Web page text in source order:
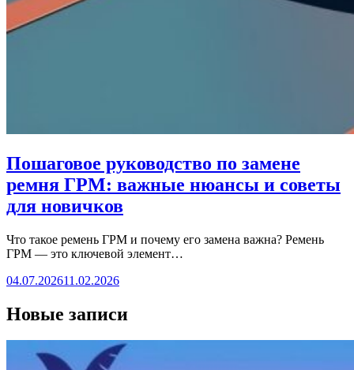
Пошаговое руководство по замене
ремня ГРМ: важные нюансы и советы
для новичков
Что такое ремень ГРМ и почему его замена важна? Ремень
ГРМ — это ключевой элемент…
04.07.202611.02.2026
Новые записи